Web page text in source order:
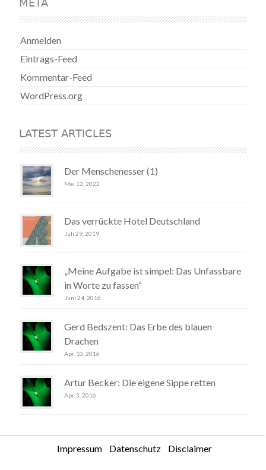
META
Anmelden
Eintrags-Feed
Kommentar-Feed
WordPress.org
LATEST ARTICLES
Der Menschenesser (1)
Mai 12, 2022
Das verrückte Hotel Deutschland
Juli 29, 2019
„Meine Aufgabe ist simpel: Das Unfassbare
in Worte zu fassen“
Juni 24, 2016
Gerd Bedszent: Das Erbe des blauen
Drachen
Apr. 10, 2016
Artur Becker: Die eigene Sippe retten
Apr. 3, 2016
Impressum Datenschutz Disclaimer